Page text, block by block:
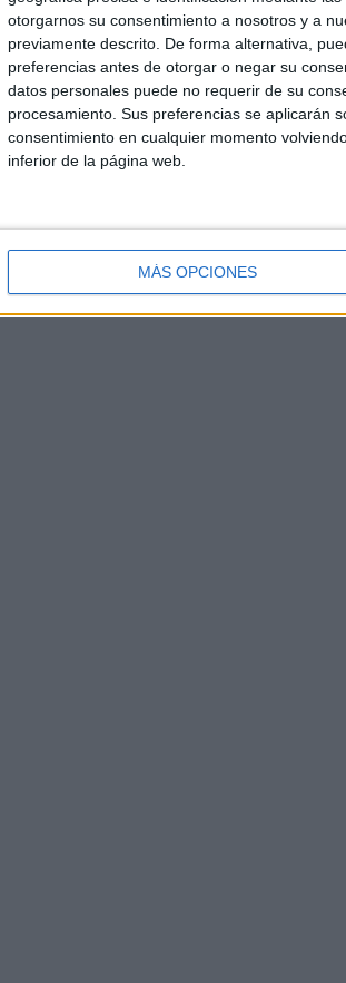
otorgarnos su consentimiento a nosotros y a
previamente descrito. De forma alternativa,
preferencias antes de otorgar o negar su
datos personales puede no requerir de su
procesamiento. Sus preferencias se aplicarán
consentimiento en cualquier momento
inferior de la página web.
MÁS OPCIONES